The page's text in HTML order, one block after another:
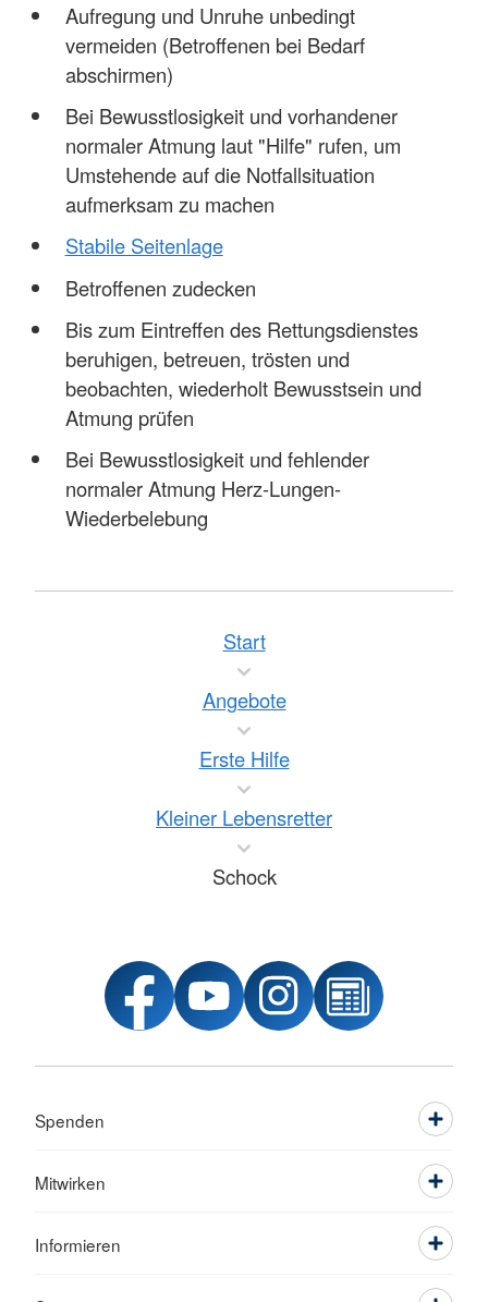
Aufregung und Unruhe unbedingt
vermeiden (Betroffenen bei Bedarf
abschirmen)
Bei Bewusstlosigkeit und vorhandener
normaler Atmung laut "Hilfe" rufen, um
Umstehende auf die Notfallsituation
aufmerksam zu machen
Stabile Seitenlage
Betroffenen zudecken
Bis zum Eintreffen des Rettungsdienstes
beruhigen, betreuen, trösten und
beobachten, wiederholt Bewusstsein und
Atmung prüfen
Bei Bewusstlosigkeit und fehlender
normaler Atmung Herz-Lungen-
Wiederbelebung
Start
Angebote
Erste Hilfe
Kleiner Lebensretter
Schock
Spenden
Mitwirken
Informieren